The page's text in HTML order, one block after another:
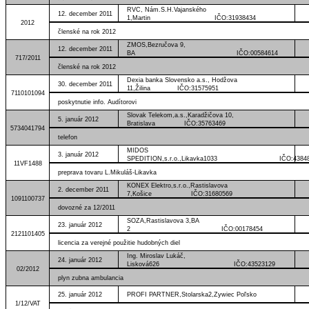
2012
12. december 2011
RVC, Nám.S.H.Vajanského
1,Martin IČO:31938434
členské na rok 2012
717/2011
12. december 2011
ZMOS,Bezručova 9,
BA IČO:00584614
členské na rok 2012
7110101094
30. december 2011
Dexia banka Slovensko a.s., Hodžova
11,Žilina IČO:31575951
poskytnutie info. Audítorovi
5734041794
5. január 2012
Slovak Telekom,a.s.,Karadžičova 10,
Bratislava IČO:35763469
telefon
11VF1488
3. január 2012
MIDOS
SPEDITION,s.r.o.,Likavka1033
preprava tovaru L.Mikuláš-Likavka
1091100737
2. december 2011
KONEX Elektro,s.r.o.,Rastislavova
7,Košice IČO:31680569
dovozné za 12/2011
2121101405
23. január 2012
SOZA,Rastislavova 3,BA
2 IČO:00178454
licencia za verejné použitie hudobných diel
02/2012
24. január 2012
Ing. Miroslav Lukáč,
Lisková626 IČO:43523129
plyn zubna ambulancia
1/12/VAT
25. január 2012 PROFI PARTNER,Stolarska2,Zywiec Poľsko